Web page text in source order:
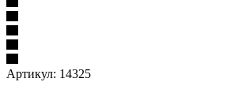
Артикул: 14325